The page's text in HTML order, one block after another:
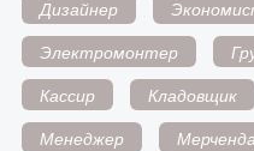
Дизайнер
Электромонтер
Кассир
Кладовщик
Менеджер